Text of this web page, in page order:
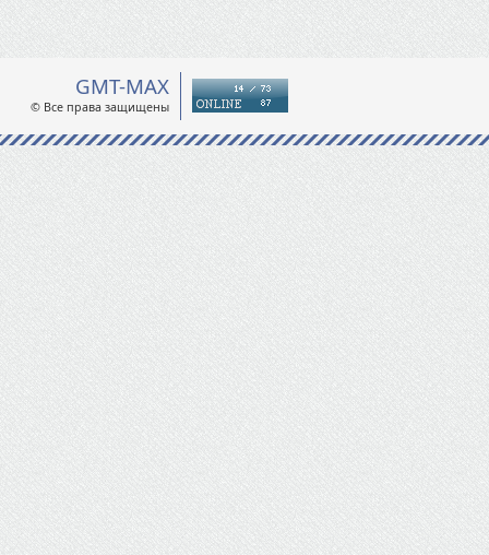
GMT-MAX
© Все права защищены